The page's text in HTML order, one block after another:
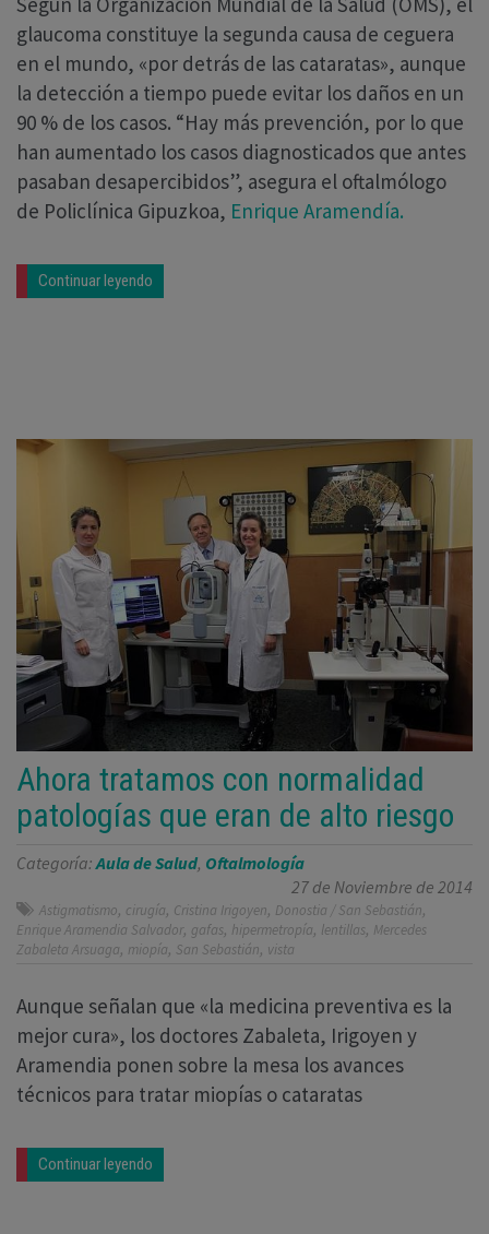
glaucoma constituye la segunda causa de ceguera
en el mundo, «por detrás de las cataratas», aunque
la detección a tiempo puede evitar los daños en un
90 % de los casos. “Hay más prevención, por lo que
han aumentado los casos diagnosticados que antes
pasaban desapercibidos”, asegura el oftalmólogo
de Policlínica Gipuzkoa, Enrique Aramendía.
Continuar leyendo
Ahora tratamos con normalidad
patologías que eran de alto riesgo
Categoría: Aula de Salud, Oftalmología
27 de Noviembre de 2014
Astigmatismo, cirugía, Cristina Irigoyen, Donostia / San Sebastián,
Enrique Aramendia Salvador, gafas, hipermetropía, lentillas, Mercedes
Zabaleta Arsuaga, miopía, San Sebastián, vista
Aunque señalan que «la medicina preventiva es la
mejor cura», los doctores Zabaleta, Irigoyen y
Aramendia ponen sobre la mesa los avances
técnicos para tratar miopías o cataratas
Continuar leyendo